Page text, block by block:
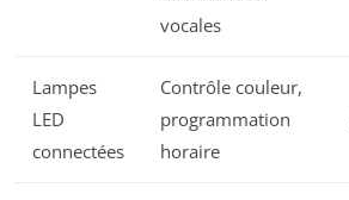
vocales
Lampes
LED
connectées
Contrôle couleur,
programmation
horaire